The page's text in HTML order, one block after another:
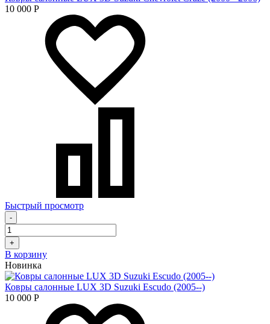
10 000 Р
Быстрый просмотр
-
+
В корзину
Новинка
Ковры салонные LUX 3D Suzuki Escudo (2005--)
10 000 Р